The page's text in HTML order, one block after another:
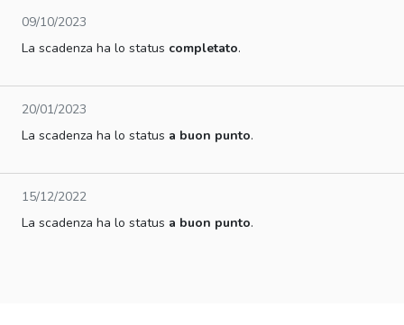
09/10/2023
La scadenza ha lo status completato.
20/01/2023
La scadenza ha lo status a buon punto.
15/12/2022
La scadenza ha lo status a buon punto.